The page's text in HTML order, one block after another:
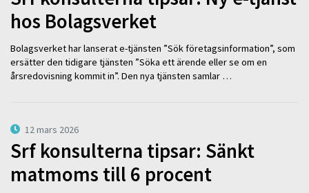
hos Bolagsverket
Bolagsverket har lanserat e-tjänsten ”Sök företagsinformation”, som
ersätter den tidigare tjänsten ”Söka ett ärende eller se om en
årsredovisning kommit in”. Den nya tjänsten samlar …
12 mars 2026
Srf konsulterna tipsar: Sänkt
matmoms till 6 procent